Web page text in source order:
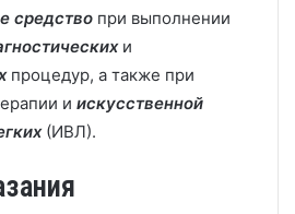
средство при выполнении
и
процедур, а также при
и искусственной
(ИВЛ).